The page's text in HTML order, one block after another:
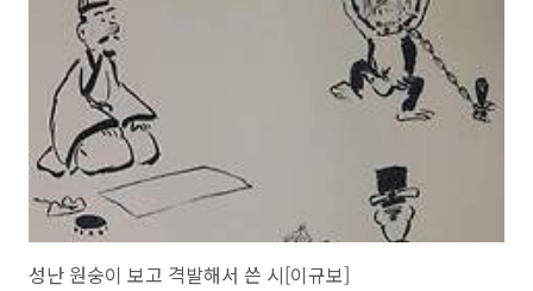
여 늘 천하를 주유하느라 공자가 앉은 자리는 따스해질 겨를이 없었고,
묵자가 사는 집에는 굴뚝에 그을음이 낄 여가가 없었다.” 하였다. [주-
D002] 약목(若木) : 해 지는 곳에 있다는 나무 이름. ⓒ 한국고전번역원 |
이..
성난 원숭이 보고 격발해서 쓴 시[이규보]